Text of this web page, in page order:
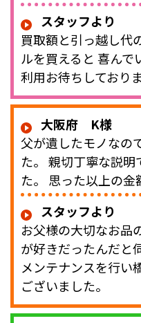
スタッフより
買取額と引っ越し代
ルを買えると 喜ん
利用お待ちしておりま
大阪府 K様
父が遺したモノなの
た。 親切丁寧な説
た。 思った以上の金
スタッフより
お父様の大切なお品
が好きだったんだと
メンテナンスを行い
ございました。